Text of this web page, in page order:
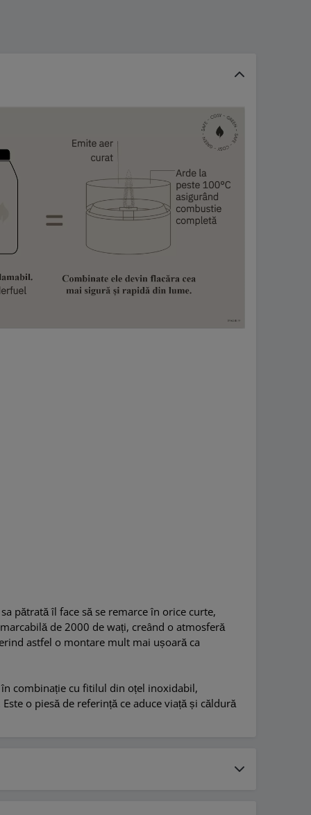
pătrată îl face să se remarce în orice curte,
de 2000 de wați, creând o atmosferă
astfel o montare mult mai ușoară ca
combinație cu fitilul din oțel inoxidabil,
o piesă de referință ce aduce viață și căldură